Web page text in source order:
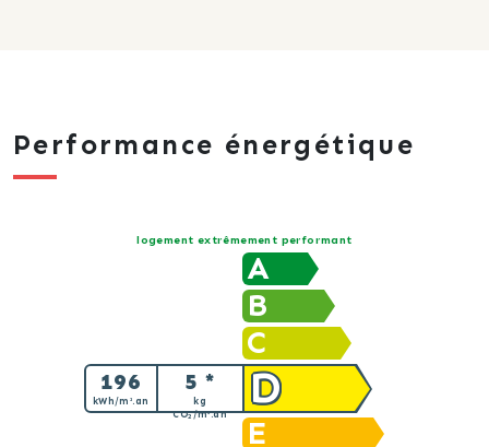
Performance énergétique
logement extrêmement performant
A
B
C
D
196
kWh/m².an
5 *
kg
CO2/m².an
E